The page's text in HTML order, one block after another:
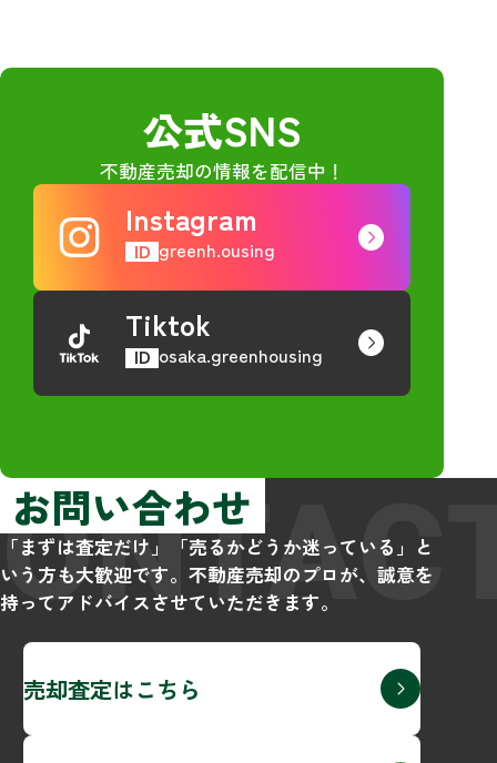
公式SNS
不動産売却の情報を配信中！
Instagram
ID greenh.ousing
Tiktok
ID osaka.greenhousing
お問い合わせ
「まずは査定だけ」「売るかどうか迷っている」と
いう方も大歓迎です。不動産売却のプロが、誠意を
持ってアドバイスさせていただきます。
売却査定はこちら